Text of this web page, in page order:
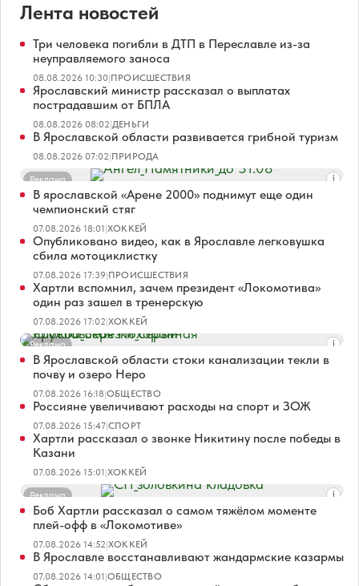
Лента новостей
Три человека погибли в ДТП в Переславле из-за
неуправляемого заноса
08.08.2026 10:30|ПРОИСШЕСТВИЯ
Ярославский министр рассказал о выплатах
пострадавшим от БПЛА
08.08.2026 08:02|ДЕНЬГИ
В Ярославской области развивается грибной туризм
08.08.2026 07:02|ПРИРОДА
Реклама
В ярославской «Арене 2000» поднимут еще один
чемпионский стяг
07.08.2026 18:01|ХОККЕЙ
Опубликовано видео, как в Ярославле легковушка
сбила мотоциклистку
07.08.2026 17:39|ПРОИСШЕСТВИЯ
Хартли вспомнил, зачем президент «Локомотива»
один раз зашел в тренерскую
07.08.2026 17:02|ХОККЕЙ
Реклама
В Ярославской области стоки канализации текли в
почву и озеро Неро
07.08.2026 16:18|ОБЩЕСТВО
Россияне увеличивают расходы на спорт и ЗОЖ
07.08.2026 15:47|СПОРТ
Хартли рассказал о звонке Никитину после победы в
Казани
07.08.2026 15:01|ХОККЕЙ
Реклама
Боб Хартли рассказал о самом тяжёлом моменте
плей-офф в «Локомотиве»
07.08.2026 14:52|ХОККЕЙ
В Ярославле восстанавливают жандармские казармы
07.08.2026 14:01|ОБЩЕСТВО